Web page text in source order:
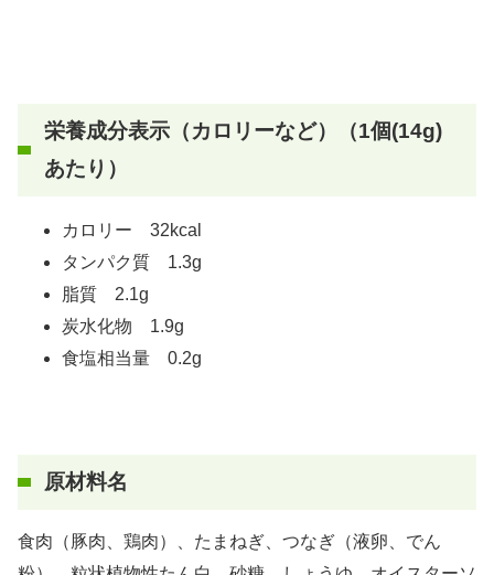
栄養成分表示（カロリーなど）（1個(14g)
あたり）
カロリー 32kcal
タンパク質 1.3g
脂質 2.1g
炭水化物 1.9g
食塩相当量 0.2g
原材料名
食肉（豚肉、鶏肉）、たまねぎ、つなぎ（液卵、でん